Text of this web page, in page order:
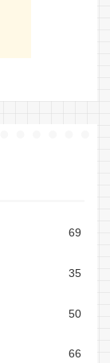
69
35
50
66